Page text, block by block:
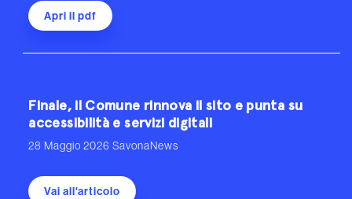
Apri il pdf
Finale, il Comune rinnova il sito e punta su
accessibilità e servizi digitali
28 Maggio 2026 SavonaNews
Vai all'articolo